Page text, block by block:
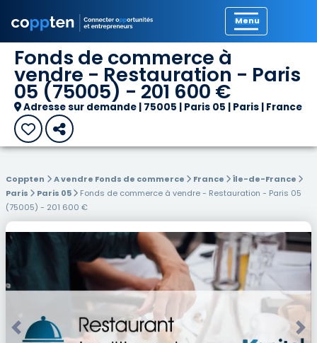
Fonds de commerce à
vendre - Restauration - Paris
05 (75005) - 201 600 €
Adresse sur demande | 75005 | Paris 05 | Paris | France
Coppten A vendre Fonds de commerce France
Île-de-France
Paris
Paris 05
Fonds de commerce à vendre - Restauration - Paris 05
(75005) - 201 600 €
Previous